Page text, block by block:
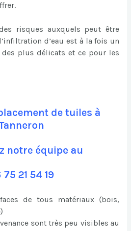
risques auxquels peut être
d’eau est à la fois un
plus délicats et ce pour les
de tuiles à
notre équipe au
75 21 54 19
de tous matériaux (bois,
sont très peu visibles au